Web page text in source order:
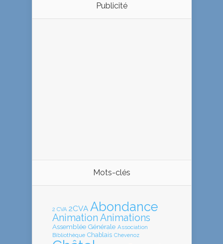
Publicité
Mots-clés
2 CVA 2CVA Abondance
Animation Animations
Assemblée Générale Association
Bibliothèque Chablais Chevenoz